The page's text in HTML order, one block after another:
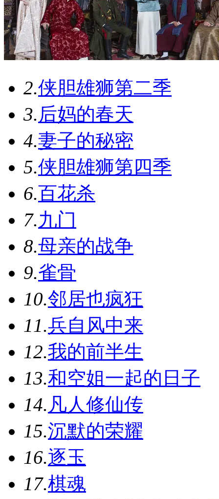
2.侠胆雄狮第二季
3.后妈的春天
4.妻子的秘密
5.侠胆雄狮第四季
6.百花杀
7.九门
8.母亲的战争
9.雀骨
10.邻居也疯狂
11.兵自风中来
12.我的前半生
13.和空姐一起的日子
14. 凡人修仙传
15.沉默的荣耀
16.逐玉
17.棋魂